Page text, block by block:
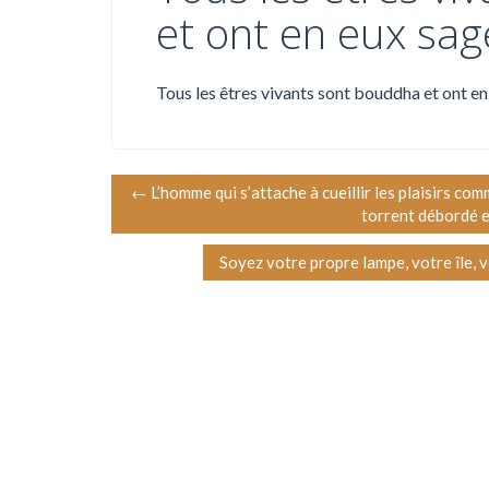
et ont en eux
Tous les êtres vivants sont bouddha et ont
N
a
← L’homme qui s’attache à cueillir les plaisirs
torrent débordé
Soyez votre propre lampe, votre île,